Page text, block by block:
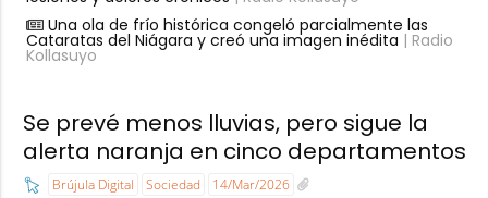
Una ola de frío histórica congeló parcialmente las
Cataratas del Niágara y creó una imagen inédita | Radio
Kollasuyo
Se prevé menos lluvias, pero sigue la
alerta naranja en cinco departamentos
Brújula Digital Sociedad 14/Mar/2026